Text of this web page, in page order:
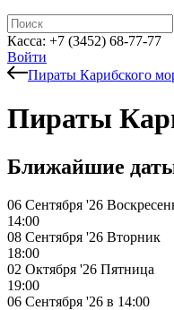
Касса: +7 (3452) 68-77-77
Войти
Пираты Карибского
Пираты
Ближайшие
06 Сентября '26
14:00
08 Сентября '26 Вторник
18:00
02 Октября '26 Пятница
19:00
06 Сентября '26 в 14:00